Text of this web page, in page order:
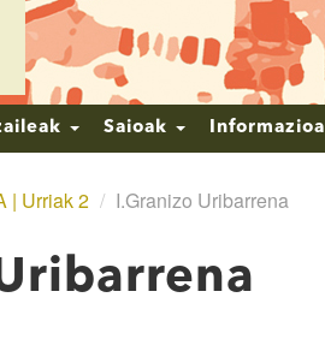
Saioak Informazioa
| Urriak 2 / I.Granizo Uribarrena